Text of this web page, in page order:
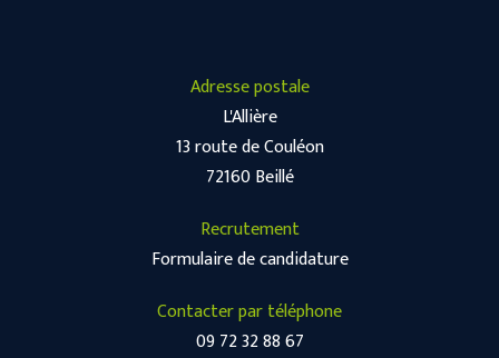
Adresse postale
L'Allière
13 route de Couléon
72160 Beillé
Recrutement
Formulaire de candidature
Contacter par téléphone
09 72 32 88 67